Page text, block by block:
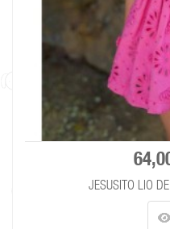
JESUSITO LIO